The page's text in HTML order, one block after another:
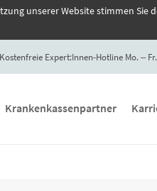
unserer Website stimmen Sie
Kostenfreie Expert:Innen-Hotline Mo. ‒
Krankenkassenpartner